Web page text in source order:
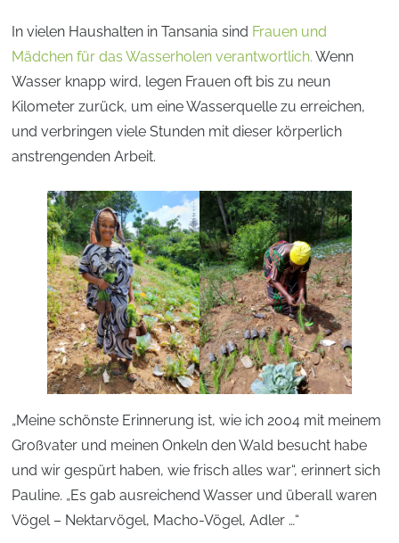
In vielen Haushalten in Tansania sind Frauen und
Mädchen für das Wasserholen verantwortlich. Wenn
Wasser knapp wird, legen Frauen oft bis zu neun
Kilometer zurück, um eine Wasserquelle zu erreichen,
und verbringen viele Stunden mit dieser körperlich
anstrengenden Arbeit.
„Meine schönste Erinnerung ist, wie ich 2004 mit meinem
Großvater und meinen Onkeln den Wald besucht habe
und wir gespürt haben, wie frisch alles war“, erinnert sich
Pauline. „Es gab ausreichend Wasser und überall waren
Vögel – Nektarvögel, Macho-Vögel, Adler …“